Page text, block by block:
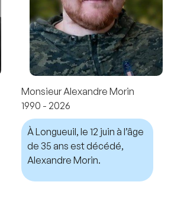
Monsieur Alexandre Morin
1990 - 2026
À Longueuil, le 12 juin à l’âge
de 35 ans est décédé,
Alexandre Morin.